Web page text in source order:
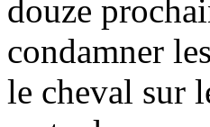
douze
condamner
le cheval sur